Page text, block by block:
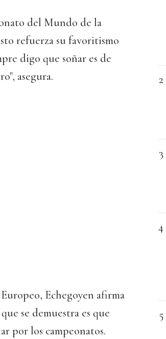
del Mundo de la
refuerza su favoritismo
digo que soñar es de
asegura.
Echegoyen afirma
se demuestra es que
por los campeonatos.